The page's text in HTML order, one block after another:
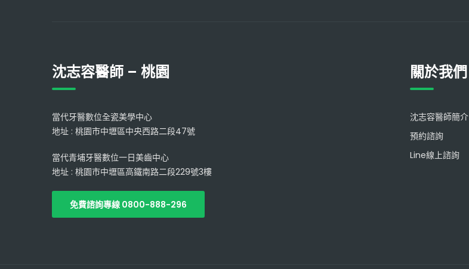
沈志容醫師 – 桃園
當代牙醫數位全瓷美學中心
地址 : 桃園市中壢區中央西路二段47號
當代青埔牙醫數位一日美齒中心
地址 : 桃園市中壢區高鐵南路二段229號3樓
免費諮詢專線 0800-888-296
關於我們
沈志容醫師簡介
預約諮詢
Line線上諮詢